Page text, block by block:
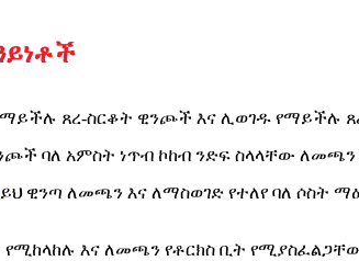
ጸረ-ስርቆት ዊንጮች እና ሊወገዱ የማይችሉ
ባለ አምስት ነጥብ ኮከብ ንድፍ ስላላቸው ለመጫን
ይህ ዊንጣ ለመጫን እና ለማስወገድ የተለየ ባለ ሶስት
የሚከላከሉ እና ለመጫን የቶርክስ ቢት